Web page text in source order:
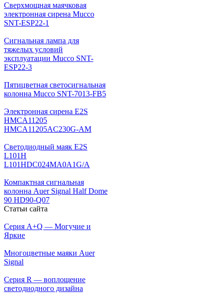
Cверхмощная маячковая
электронная сирена Mucco
SNT-ESP22-1
Сигнальная лампа для
тяжелых условий
эксплуатации Mucco SNT-
ESP22-3
Пятицветная светосигнальная
колонна Mucco SNT-7013-FB5
Электронная сирена E2S
HMCA11205
HMCA11205AC230G-AM
Светодиодный маяк E2S
L101H
L101HDC024MA0A1G/A
Компактная сигнальная
колонна Auer Signal Half Dome
90 HD90-Q07
Статьи сайта
Серия A+Q — Могучие и
Яркие
Многоцветные маяки Auer
Signal
Серия R — воплощение
светодиодного дизайна